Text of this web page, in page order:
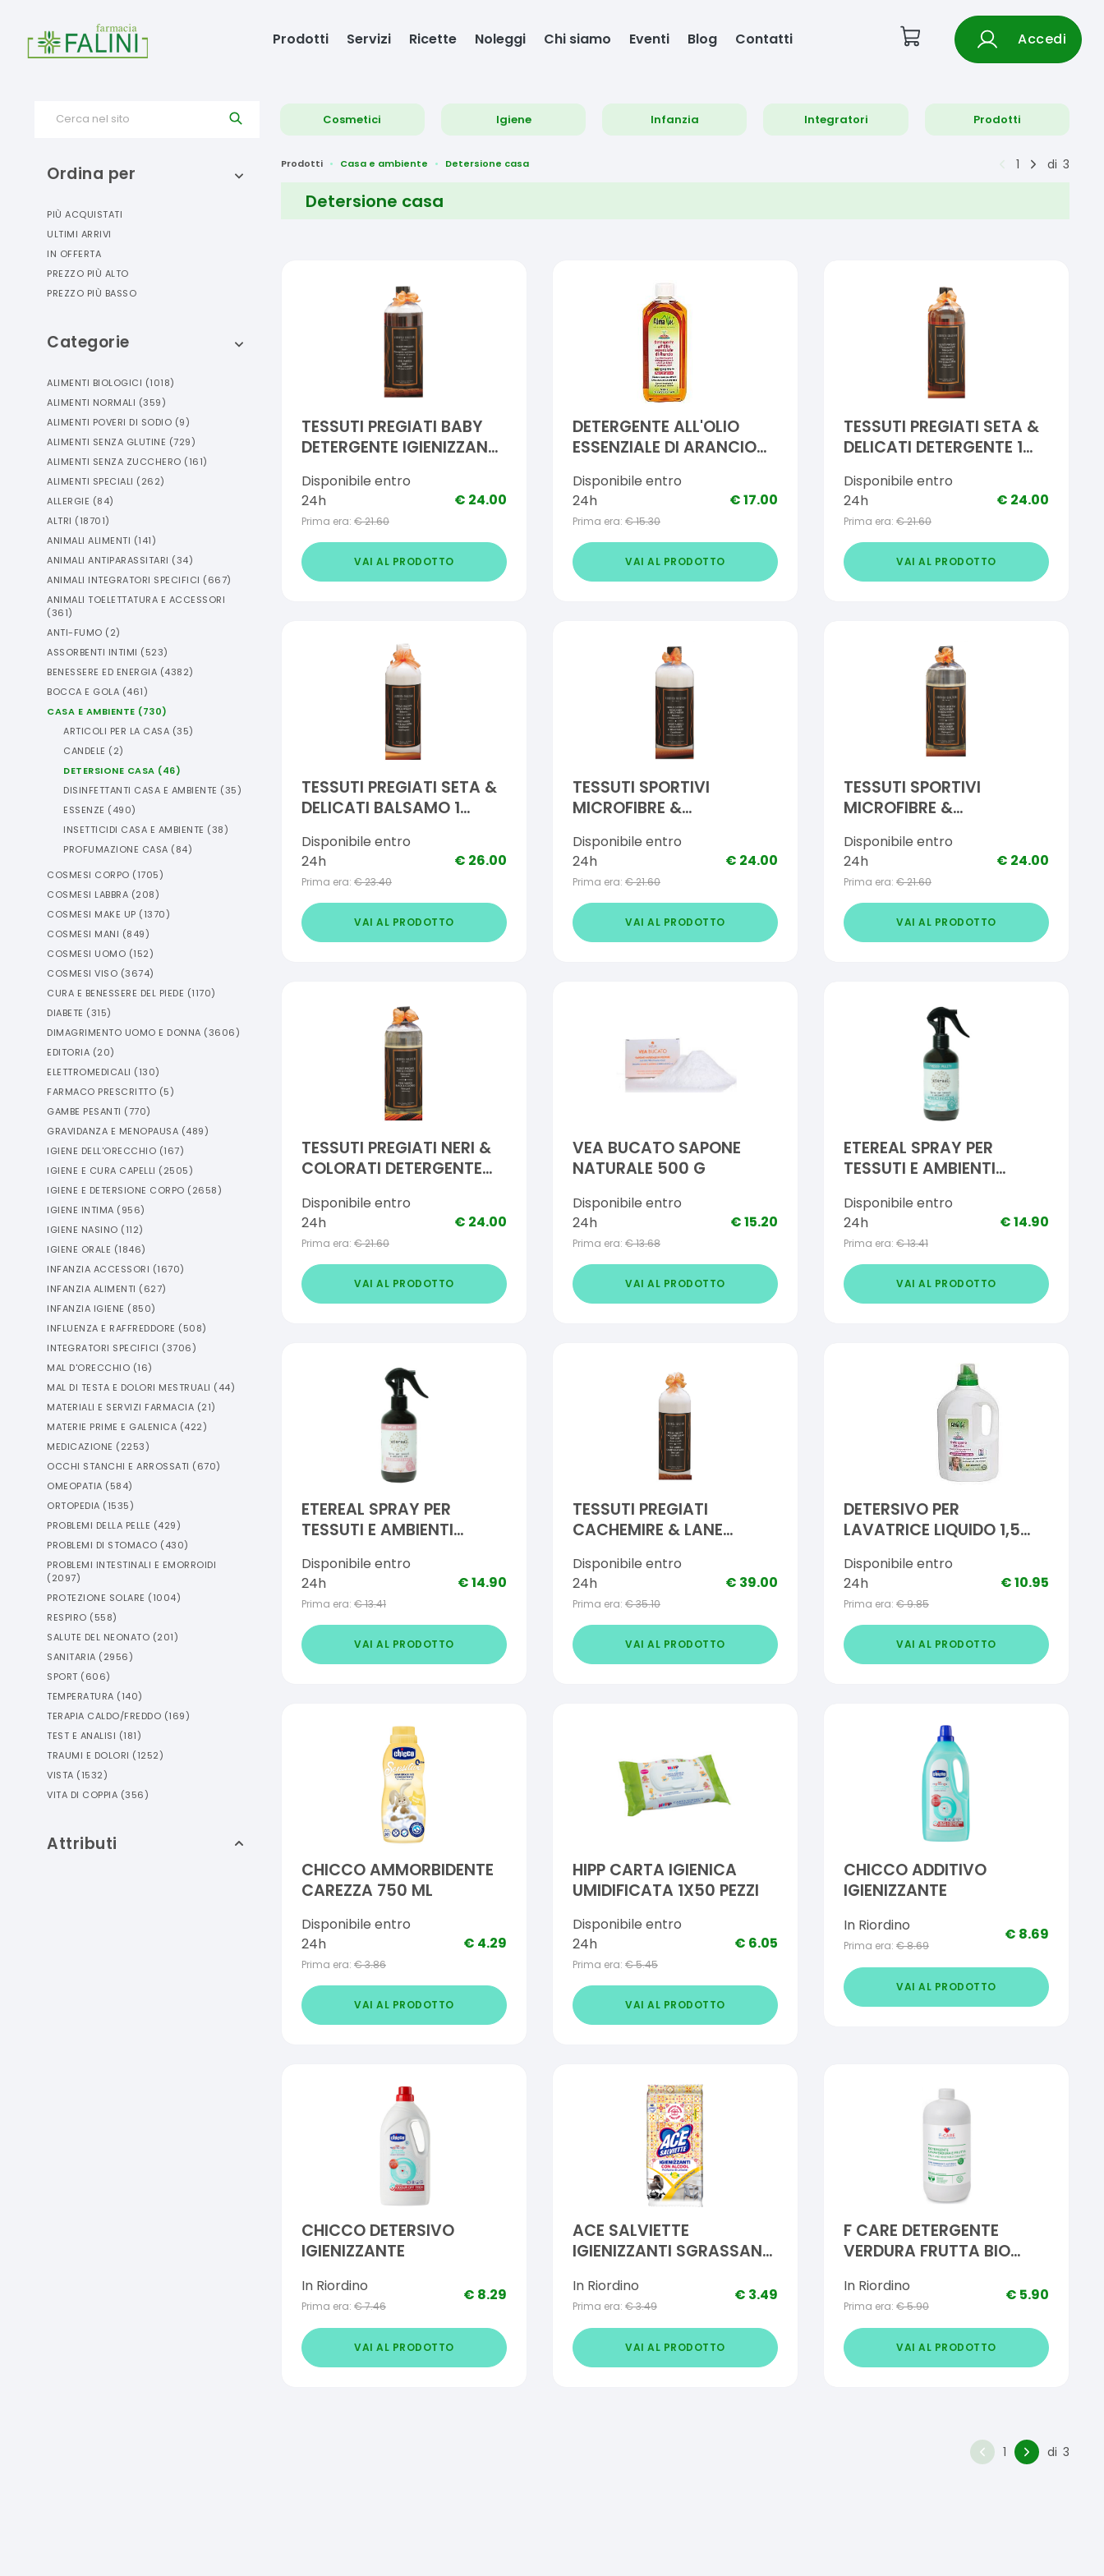
Prodotti Servizi Ricette Noleggi Chi siamo Eventi Blog Contatti Accedi
Cerca nel sito Cosmetici Igiene Infanzia Integratori Prodotti
Ordina per
PIÙ ACQUISTATI
ULTIMI ARRIVI
IN OFFERTA
PREZZO PIÙ ALTO
PREZZO PIÙ BASSO
Categorie
ALIMENTI BIOLOGICI (1018)
ALIMENTI NORMALI (359)
ALIMENTI POVERI DI SODIO (9)
ALIMENTI SENZA GLUTINE (729)
ALIMENTI SENZA ZUCCHERO (161)
ALIMENTI SPECIALI (262)
ALLERGIE (84)
ALTRI (18701)
ANIMALI ALIMENTI (141)
ANIMALI ANTIPARASSITARI (34)
ANIMALI INTEGRATORI SPECIFICI (667)
ANIMALI TOELETTATURA E ACCESSORI
(361)
ANTI-FUMO (2)
ASSORBENTI INTIMI (523)
BENESSERE ED ENERGIA (4382)
BOCCA E GOLA (461)
CASA E AMBIENTE (730)
ARTICOLI PER LA CASA (35)
CANDELE (2)
DETERSIONE CASA (46)
DISINFETTANTI CASA E AMBIENTE (35)
ESSENZE (490)
INSETTICIDI CASA E AMBIENTE (38)
PROFUMAZIONE CASA (84)
COSMESI CORPO (1705)
COSMESI LABBRA (208)
COSMESI MAKE UP (1370)
COSMESI MANI (849)
COSMESI UOMO (152)
COSMESI VISO (3674)
CURA E BENESSERE DEL PIEDE (1170)
DIABETE (315)
DIMAGRIMENTO UOMO E DONNA (3606)
EDITORIA (20)
ELETTROMEDICALI (130)
FARMACO PRESCRITTO (5)
GAMBE PESANTI (770)
GRAVIDANZA E MENOPAUSA (489)
IGIENE DELL'ORECCHIO (167)
IGIENE E CURA CAPELLI (2505)
IGIENE E DETERSIONE CORPO (2658)
IGIENE INTIMA (956)
IGIENE NASINO (112)
IGIENE ORALE (1846)
INFANZIA ACCESSORI (1670)
INFANZIA ALIMENTI (627)
INFANZIA IGIENE (850)
INFLUENZA E RAFFREDDORE (508)
INTEGRATORI SPECIFICI (3706)
MAL D'ORECCHIO (16)
MAL DI TESTA E DOLORI MESTRUALI (44)
MATERIALI E SERVIZI FARMACIA (21)
MATERIE PRIME E GALENICA (422)
MEDICAZIONE (2253)
OCCHI STANCHI E ARROSSATI (670)
OMEOPATIA (584)
ORTOPEDIA (1535)
PROBLEMI DELLA PELLE (429)
PROBLEMI DI STOMACO (430)
PROBLEMI INTESTINALI E EMORROIDI
(2097)
PROTEZIONE SOLARE (1004)
RESPIRO (558)
SALUTE DEL NEONATO (201)
SANITARIA (2956)
SPORT (606)
TEMPERATURA (140)
TERAPIA CALDO/FREDDO (169)
TEST E ANALISI (181)
TRAUMI E DOLORI (1252)
VISTA (1532)
VITA DI COPPIA (356)
Attributi
Prodotti Casa e ambiente Detersione casa 1 di 3
Detersione casa
TESSUTI PREGIATI BABY
DETERGENTE IGIENIZZANTE
Disponibile entro
24h
Prima era: €21.60
€ 24.00
VAI AL PRODOTTO
DETERGENTE ALL'OLIO
ESSENZIALE DI ARANCIO
Disponibile entro
24h
Prima era: €15.30
€17.00
VAI AL PRODOTTO
TESSUTI PREGIATI SETA &
DELICATI DETERGENTE 1
Disponibile entro
24h
Prima era: €21.60
€ 24.00
VAI AL PRODOTTO
TESSUTI PREGIATI SETA &
DELICATI BALSAMO 1
Disponibile entro
24h
Prima era: €23.40
€ 26.00
VAI AL PRODOTTO
TESSUTI SPORTIVI
MICROFIBRE &
LITRO
Disponibile entro
24h
Prima era: €21.60
€ 24.00
VAI AL PRODOTTO
TESSUTI SPORTIVI
MICROFIBRE &
1 LITRO
Disponibile entro
24h
Prima era: €21.60
€ 24.00
VAI AL PRODOTTO
TESSUTI PREGIATI NERI &
COLORATI DETERGENTE
Disponibile entro
24h
Prima era: €21.60
€ 24.00
VAI AL PRODOTTO
VEA BUCATO SAPONE
NATURALE 500 G
Disponibile entro
24h
Prima era: €13.68
€15.20
VAI AL PRODOTTO
ETEREAL SPRAY PER
TESSUTI E AMBIENTI
PULITO 250 ML
Disponibile entro
24h
Prima era: €13.41
€14.90
VAI AL PRODOTTO
ETEREAL SPRAY PER
TESSUTI E AMBIENTI
PRIMAVERA 250 ML
Disponibile entro
24h
Prima era: €13.41
€14.90
VAI AL PRODOTTO
TESSUTI PREGIATI
CACHEMIRE & LANE
Disponibile entro
24h
Prima era: €35.10
€ 39.00
VAI AL PRODOTTO
DETERSIVO PER
LAVATRICE LIQUIDO 1,5
Disponibile entro
24h
Prima era: €9.85
€10.95
VAI AL PRODOTTO
CHICCO AMMORBIDENTE
CAREZZA 750 ML
Disponibile entro
24h
Prima era: €3.86
€ 4.29
VAI AL PRODOTTO
HIPP CARTA IGIENICA
UMIDIFICATA 1X50 PEZZI
Disponibile entro
24h
Prima era: €5.45
€ 6.05
VAI AL PRODOTTO
CHICCO ADDITIVO
IGIENIZZANTE
In Riordino
Prima era: €8.69
€ 8.69
VAI AL PRODOTTO
CHICCO DETERSIVO
IGIENIZZANTE
In Riordino
Prima era: €7.46
€ 8.29
VAI AL PRODOTTO
ACE SALVIETTE
IGIENIZZANTI SGRASSANTI
In Riordino
Prima era: €3.49
€ 3.49
VAI AL PRODOTTO
F CARE DETERGENTE
VERDURA FRUTTA BIO
In Riordino
Prima era: €5.90
€ 5.90
VAI AL PRODOTTO
1 di 3